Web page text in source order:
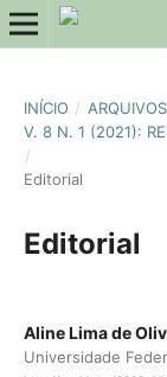
INÍCIO / ARQUIVOS
V. 8 N. 1 (2021):
/
Editorial
Editorial
Aline Lima de
Universidade